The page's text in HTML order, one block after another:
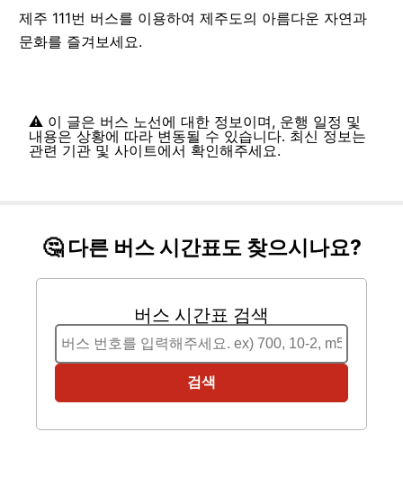
제주 111번 버스를 이용하여 제주도의 아름다운 자연과
문화를 즐겨보세요.
⚠️ 이 글은 버스 노선에 대한 정보이며, 운행 일정 및
내용은 상황에 따라 변동될 수 있습니다. 최신 정보는
관련 기관 및 사이트에서 확인해주세요.
🤔 다른 버스 시간표도 찾으시나요?
버스 시간표 검색
검색